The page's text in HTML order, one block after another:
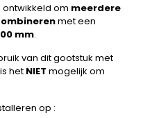
ontwikkeld om meerdere
met een
mm.
van dit gootstuk met
het NIET mogelijk om
op :